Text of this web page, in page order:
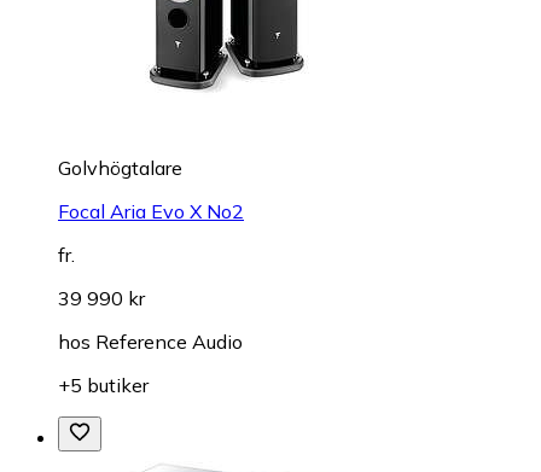
Golvhögtalare
Focal Aria Evo X No2
fr.
39 990 kr
hos Reference Audio
+5 butiker